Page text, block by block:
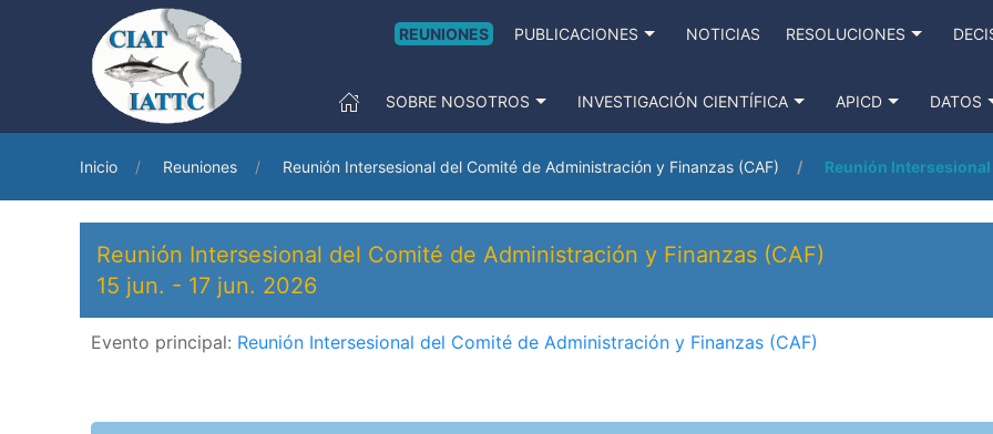
REUNIONES PUBLICACIONES NOTICIAS RESOLUCIONES
SOBRE NOSOTROS INVESTIGACIÓN CIENTÍFICA APICD DATOS
Inicio Reuniones Reunión Intersesional del Comité de Administración y Finanzas (CAF) Reunión
Reunión Intersesional del Comité de Administración y Finanzas (CAF)
15 jun. - 17 jun. 2026
Evento principal: Reunión Intersesional del Comité de Administración y Finanzas (CAF)